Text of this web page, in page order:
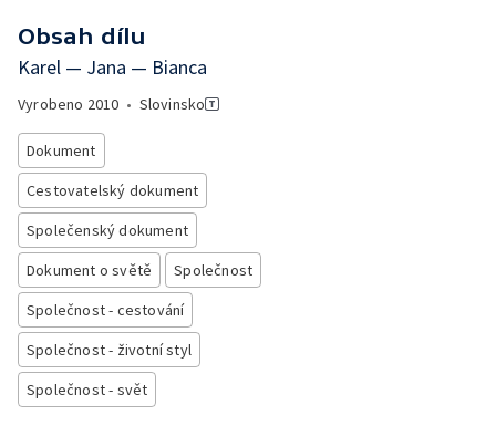
Obsah dílu
Karel — Jana — Bianca
Vyrobeno 2010 • Slovinsko
Dokument
Cestovatelský dokument
Společenský dokument
Dokument o světě
Společnost
Společnost - cestování
Společnost - životní styl
Společnost - svět